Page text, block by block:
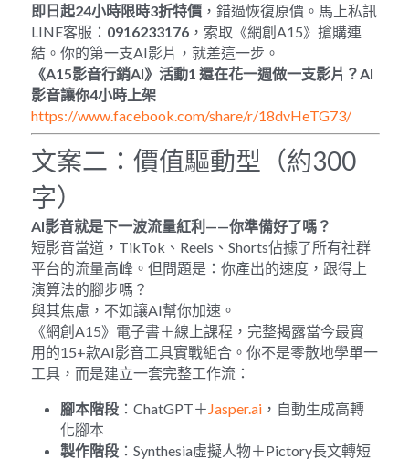
即日起24小時限時3折特價 ，錯過恢復原價。馬上私訊
LINE客服： 0916233176 ，索取《網創A15》搶購連
結。你的第一支AI影片，就差這一步。
《A15影音行銷AI》活動1 還在花一週做一支影片？AI
影音讓你4小時上架
https://www.facebook.com/share/r/18dvHeTG73/
文案二：價值驅動型（約300
字）
AI影音就是下一波流量紅利 ——你準備好了嗎？
短影音當道，TikTok、Reels、Shorts佔據了所有社群
平台的流量高峰。但問題是：你產出的速度，跟得上
演算法的腳步嗎？
與其焦慮，不如讓AI幫你加速。
《網創A15》電子書＋線上課程，完整揭露當今最實
用的15+款AI影音工具實戰組合。你不是零散地學單一
工具，而是建立一套完整工作流：
腳本階段 ：ChatGPT＋ Jasper.ai ，自動生成高轉
化腳本
製作階段 ：Synthesia虛擬人物＋Pictory長文轉短